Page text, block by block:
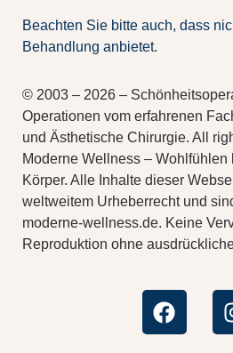
Beachten Sie bitte auch, dass
Behandlung anbietet.
© 2003 – 2026 –
Operationen vom erfahrenen
und Ästhetische Chirurgie. All
Moderne Wellness – Wohlfühlen
Körper. Alle Inhalte dieser
weltweitem Urheberrecht und
moderne-wellness.de. Keine
Reproduktion ohne